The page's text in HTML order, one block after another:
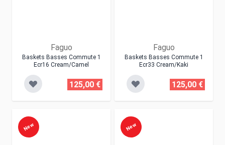
Faguo
Baskets Basses Commute 1
Ecr16 Cream/camel
125,00 €
Faguo
Baskets Basses Commute 1
Ecr33 Cream/kaki
125,00 €
New New